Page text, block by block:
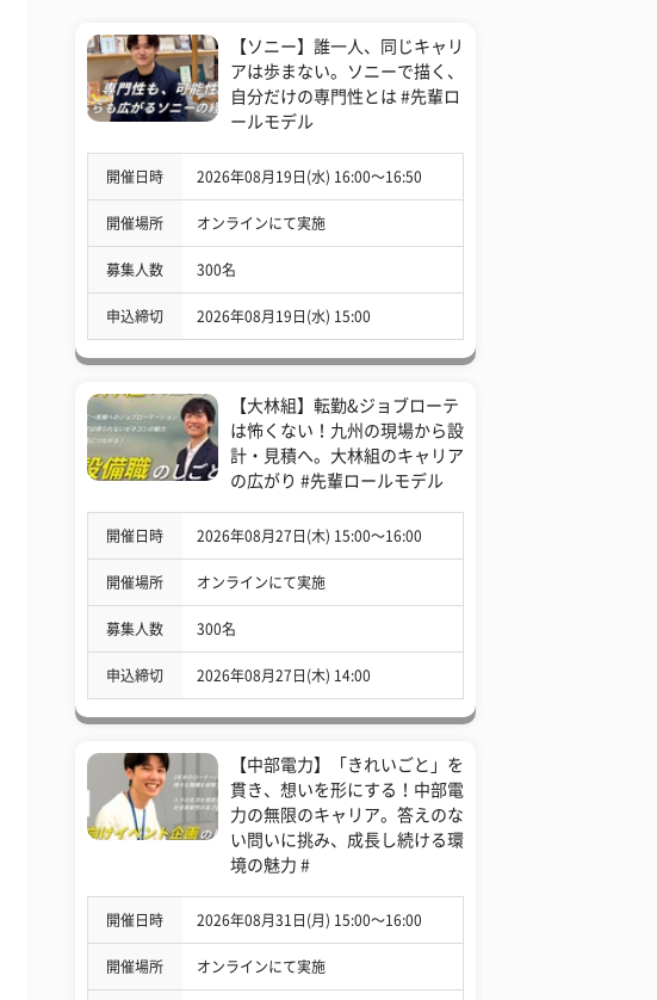
【ソニー】誰一人、同じキャリ
アは歩まない。ソニーで描く、
自分だけの専門性とは #先輩ロ
ールモデル
開催日時 2026年08月19日(水) 16:00〜16:50
開催場所 オンラインにて実施
募集人数 300名
申込締切 2026年08月19日(水) 15:00
【大林組】転勤&ジョブローテ
は怖くない！九州の現場から設
計・見積へ。大林組のキャリア
の広がり #先輩ロールモデル
開催日時 2026年08月27日(木) 15:00〜16:00
開催場所 オンラインにて実施
募集人数 300名
申込締切 2026年08月27日(木) 14:00
【中部電力】「きれいごと」を
貫き、想いを形にする！中部電
力の無限のキャリア。答えのな
い問いに挑み、成長し続ける環
境の魅力 #
開催日時 2026年08月31日(月) 15:00〜16:00
開催場所 オンラインにて実施